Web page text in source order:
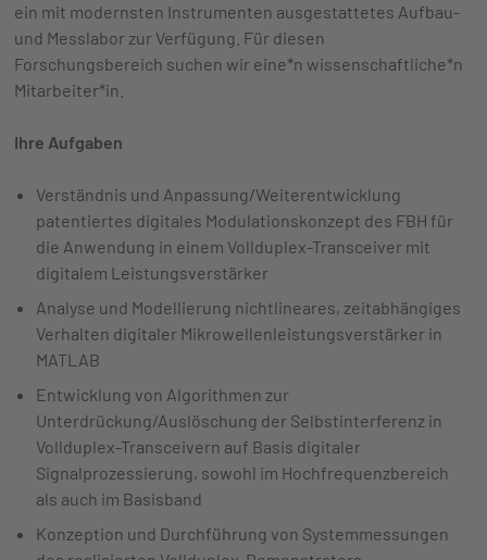
ein mit modernsten Instrumenten ausgestattetes Aufbau-
und Messlabor zur Verfügung. Für diesen
Forschungsbereich suchen wir eine*n wissenschaftliche*n
Mitarbeiter*in.
Ihre Aufgaben
Verständnis und Anpassung/Weiterentwicklung
patentiertes digitales Modulationskonzept des FBH für
die Anwendung in einem Vollduplex-Transceiver mit
digitalem Leistungsverstärker
Analyse und Modellierung nichtlineares, zeitabhängiges
Verhalten digitaler Mikrowellenleistungsverstärker in
MATLAB
Entwicklung von Algorithmen zur
Unterdrückung/Auslöschung der Selbstinterferenz in
Vollduplex-Transceivern auf Basis digitaler
Signalprozessierung, sowohl im Hochfrequenzbereich
als auch im Basisband
Konzeption und Durchführung von Systemmessungen